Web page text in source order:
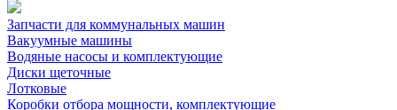
Запчасти для коммунальных машин
Вакуумные машины
Водяные насосы и комплектующие
Диски щеточные
Лотковые
Коробки отбора мощности, комплектующие